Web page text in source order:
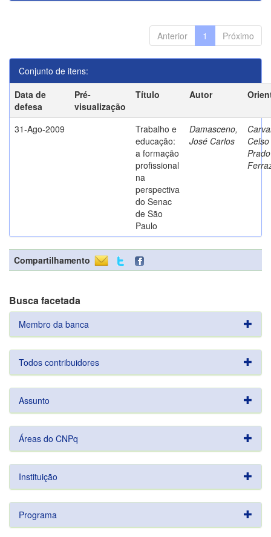
Anterior 1 Próximo
Conjunto de itens:
Data de
defesa
Pré-
visualização
Título Autor
31-Ago-2009
Trabalho e
educação:
a formação
profissional
na
perspectiva
do Senac
de São
Paulo
Damasceno,
José Carlos
Prado
Compartilhamento
Busca facetada
Membro da banca
Todos contribuidores
Assunto
Áreas do CNPq
Instituição
Programa